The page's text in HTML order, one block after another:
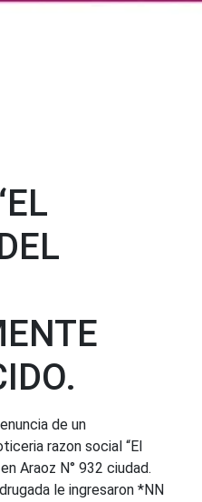
de un
razon social “El
Araoz N° 932 ciudad.
le ingresaron *NN